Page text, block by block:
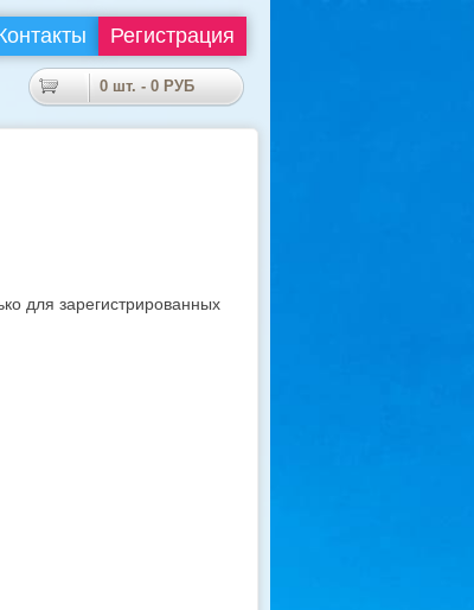
Регистрация
0 шт. - 0 РУБ
для зарегистрированных